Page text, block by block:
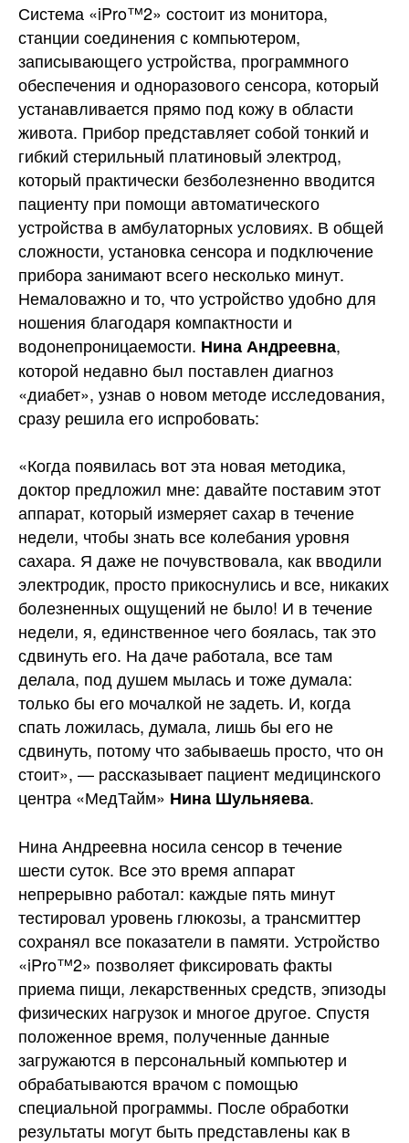
Система «iPro™2» состоит из монитора,
станции соединения с компьютером,
записывающего устройства, программного
обеспечения и одноразового сенсора, который
устанавливается прямо под кожу в области
живота. Прибор представляет собой тонкий и
гибкий стерильный платиновый электрод,
который практически безболезненно вводится
пациенту при помощи автоматического
устройства в амбулаторных условиях. В общей
сложности, установка сенсора и подключение
прибора занимают всего несколько минут.
Немаловажно и то, что устройство удобно для
ношения благодаря компактности и
водонепроницаемости. Нина Андреевна,
которой недавно был поставлен диагноз
«диабет», узнав о новом методе исследования,
сразу решила его испробовать:
«Когда появилась вот эта новая методика,
доктор предложил мне: давайте поставим этот
аппарат, который измеряет сахар в течение
недели, чтобы знать все колебания уровня
сахара. Я даже не почувствовала, как вводили
электродик, просто прикоснулись и все, никаких
болезненных ощущений не было! И в течение
недели, я, единственное чего боялась, так это
сдвинуть его. На даче работала, все там
делала, под душем мылась и тоже думала:
только бы его мочалкой не задеть. И, когда
спать ложилась, думала, лишь бы его не
сдвинуть, потому что забываешь просто, что он
стоит», — рассказывает пациент медицинского
центра «МедТайм» Нина Шульняева.
Нина Андреевна носила сенсор в течение
шести суток. Все это время аппарат
непрерывно работал: каждые пять минут
тестировал уровень глюкозы, а трансмиттер
сохранял все показатели в памяти. Устройство
«iPro™2» позволяет фиксировать факты
приема пищи, лекарственных средств, эпизоды
физических нагрузок и многое другое. Спустя
положенное время, полученные данные
загружаются в персональный компьютер и
обрабатываются врачом с помощью
специальной программы. После обработки
результаты могут быть представлены как в